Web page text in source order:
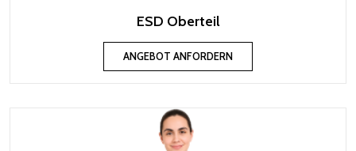
ESD Oberteil
ANGEBOT ANFORDERN